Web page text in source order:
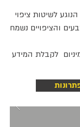
לשיטות ציפוי
והציפויים נשמח
לקבלת המידע